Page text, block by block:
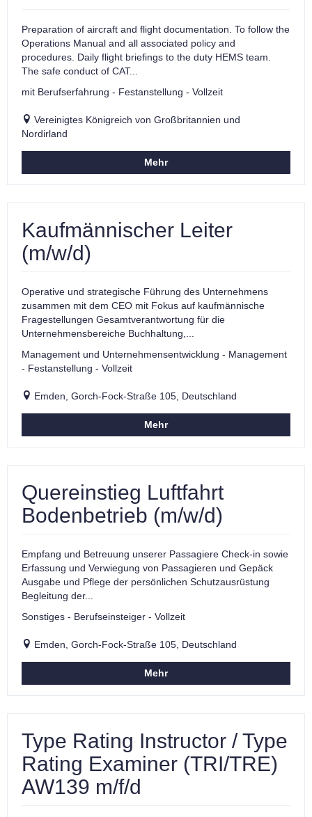
Preparation of aircraft and flight documentation. To follow the
Operations Manual and all associated policy and
procedures. Daily flight briefings to the duty HEMS team.
The safe conduct of CAT...
mit Berufserfahrung - Festanstellung - Vollzeit
Vereinigtes Königreich von Großbritannien und
Nordirland
Mehr
Kaufmännischer Leiter
(m/w/d)
Operative und strategische Führung des Unternehmens
zusammen mit dem CEO mit Fokus auf kaufmännische
Fragestellungen Gesamtverantwortung für die
Unternehmensbereiche Buchhaltung,...
Management und Unternehmensentwicklung - Management
- Festanstellung - Vollzeit
Emden, Gorch-Fock-Straße 105, Deutschland
Mehr
Quereinstieg Luftfahrt
Bodenbetrieb (m/w/d)
Empfang und Betreuung unserer Passagiere Check-in sowie
Erfassung und Verwiegung von Passagieren und Gepäck
Ausgabe und Pflege der persönlichen Schutzausrüstung
Begleitung der...
Sonstiges - Berufseinsteiger - Vollzeit
Emden, Gorch-Fock-Straße 105, Deutschland
Mehr
Type Rating Instructor / Type
Rating Examiner (TRI/TRE)
AW139 m/f/d